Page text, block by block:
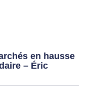
en hausse
– Éric